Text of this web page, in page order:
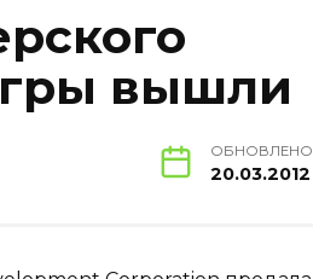
вышли
ОБНОВЛЕНО
20.03.2012